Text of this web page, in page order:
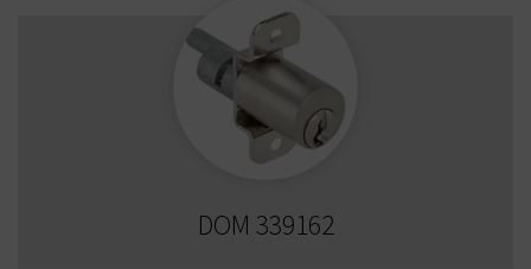
DOM 339162